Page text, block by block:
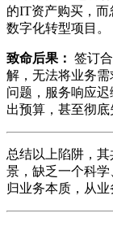
的IT资产购买，
数字化转型项目。
致命后果： 签订
解，无法将业务
问题，服务响应
出预算，甚至彻底
总结以上陷阱，
景，缺乏一个科
归业务本质，从业